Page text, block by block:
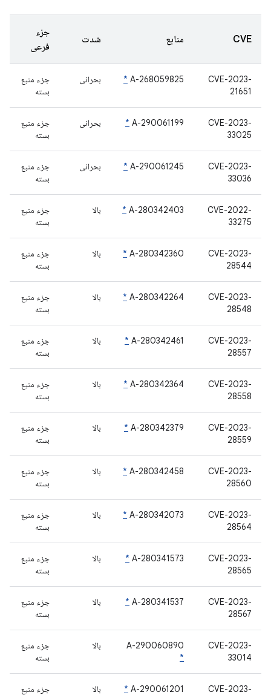
CVE منابع شدت
جزء
فرعی
CVE-2023-
21651
A-268059825
* بحرانی
جزء منبع
بسته
CVE-2023-
33025
A-290061199
* بحرانی
جزء منبع
بسته
CVE-2023-
33036
A-290061245
* بحرانی
جزء منبع
بسته
CVE-2022-
33275
A-280342403
* بالا
جزء منبع
بسته
CVE-2023-
28544
A-280342360
* بالا
جزء منبع
بسته
CVE-2023-
28548
A-280342264
* بالا
جزء منبع
بسته
CVE-2023-
28557
A-280342461
* بالا
جزء منبع
بسته
CVE-2023-
28558
A-280342364
* بالا
جزء منبع
بسته
CVE-2023-
28559
A-280342379
* بالا
جزء منبع
بسته
CVE-2023-
28560
A-280342458
* بالا
جزء منبع
بسته
CVE-2023-
28564
A-280342073
* بالا
جزء منبع
بسته
CVE-2023-
28565
A-280341573
* بالا
جزء منبع
بسته
CVE-2023-
28567
A-280341537
* بالا
جزء منبع
بسته
CVE-2023-
33014
A-290060890
*
بالا
جزء منبع
بسته
CVE-2023-
A-290061201
* بالا
جزء منبع